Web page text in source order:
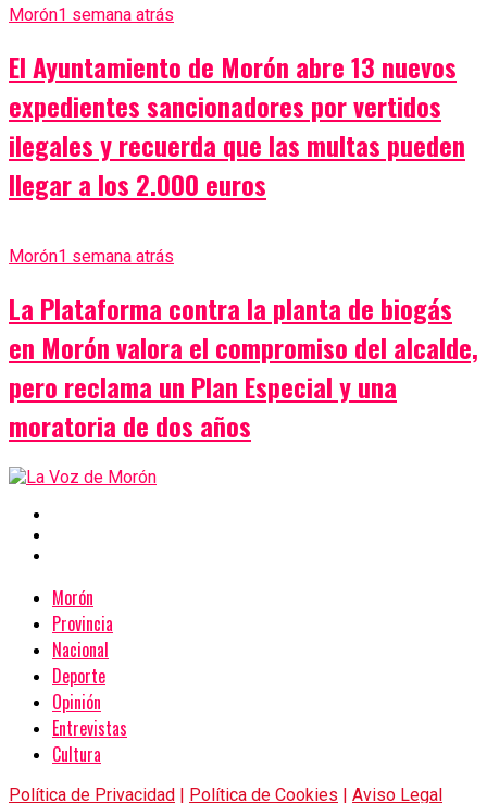
Morón1 semana atrás
El Ayuntamiento de Morón abre 13 nuevos
expedientes sancionadores por vertidos
ilegales y recuerda que las multas pueden
llegar a los 2.000 euros
Morón1 semana atrás
La Plataforma contra la planta de biogás
en Morón valora el compromiso del alcalde,
pero reclama un Plan Especial y una
moratoria de dos años
Morón
Provincia
Nacional
Deporte
Opinión
Entrevistas
Cultura
Política de Privacidad | Política de Cookies | Aviso Legal